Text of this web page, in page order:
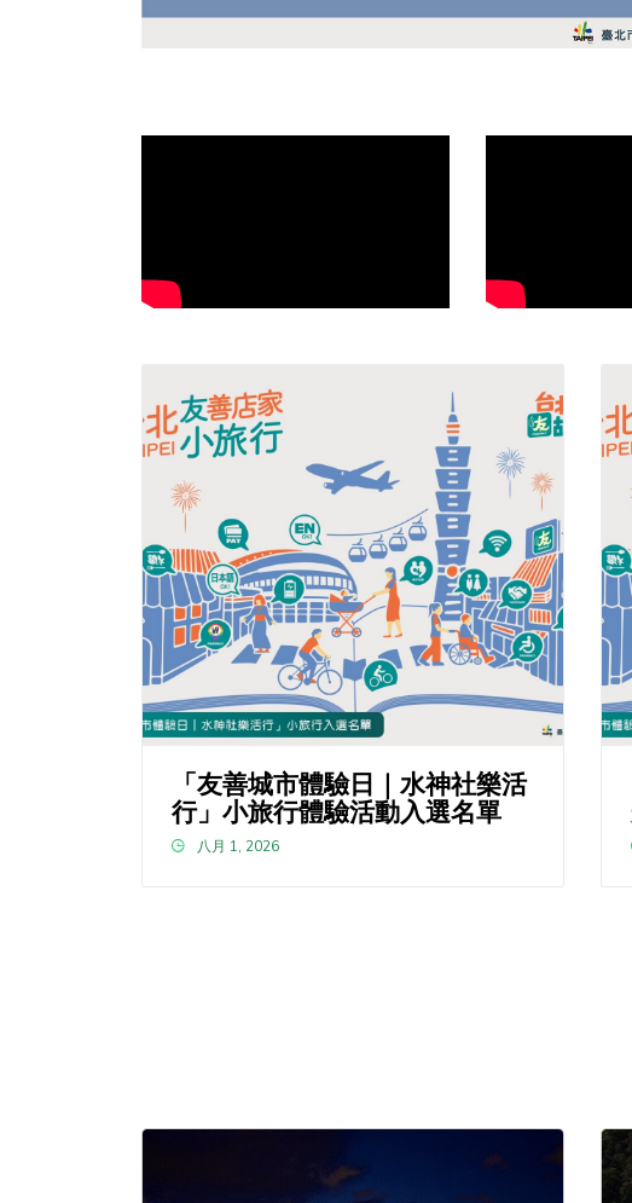
「友善城市體驗日｜水神社樂活
行」小旅行體驗活動入選名單
八月 1, 2026